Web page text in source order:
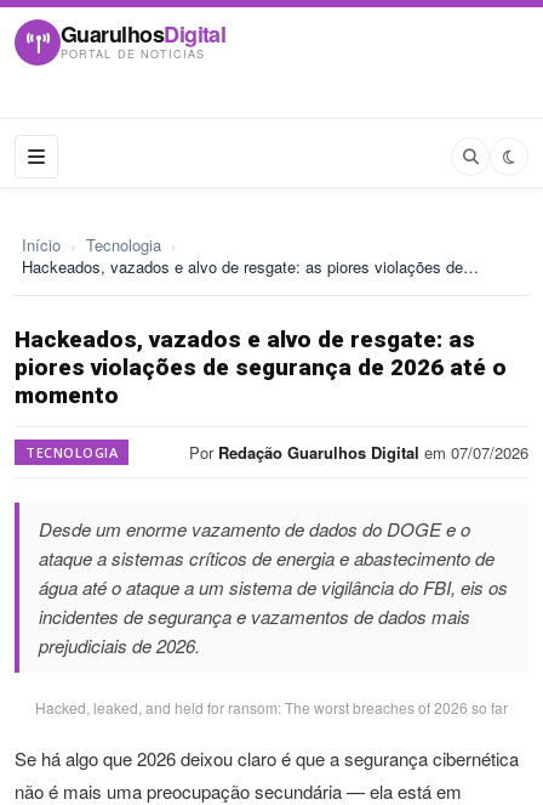
GuarulhosDigital
PORTAL DE NOTICIAS
Início › Tecnologia ›
Hackeados, vazados e alvo de resgate: as piores violações de…
Hackeados, vazados e alvo de resgate: as
piores violações de segurança de 2026 até o
momento
TECNOLOGIA Por Redação Guarulhos Digital em 07/07/2026
Desde um enorme vazamento de dados do DOGE e o
ataque a sistemas críticos de energia e abastecimento de
água até o ataque a um sistema de vigilância do FBI, eis os
incidentes de segurança e vazamentos de dados mais
prejudiciais de 2026.
Hacked, leaked, and held for ransom: The worst breaches of 2026 so far
Se há algo que 2026 deixou claro é que a segurança cibernética
não é mais uma preocupação secundária — ela está em